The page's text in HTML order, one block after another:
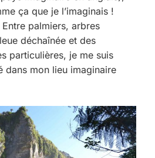
ça que je l’imaginais !
palmiers, arbres
déchaînée et des
particulières, je me suis
dans mon lieu imaginaire